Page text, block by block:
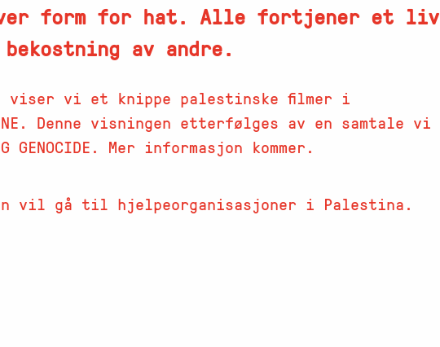
form for hat. Alle fortjener et liv
av andre.
viser vi et knippe palestinske filmer i
Denne visningen etterfølges av en samtale vi
GENOCIDE. Mer informasjon kommer.
vil gå til hjelpeorganisasjoner i Palestina.